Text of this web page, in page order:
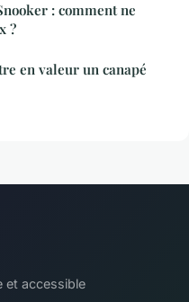
: comment ne
?
en valeur un canapé
et accessible